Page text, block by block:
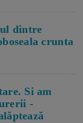
dintre
crunta
Si am
-